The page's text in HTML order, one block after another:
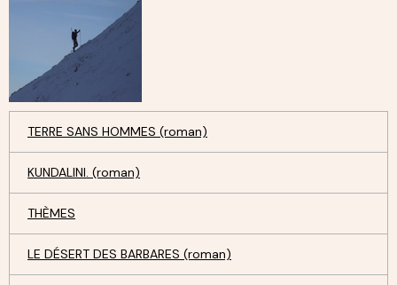
TERRE SANS HOMMES (roman)
KUNDALINI. (roman)
THÈMES
LE DÉSERT DES BARBARES (roman)